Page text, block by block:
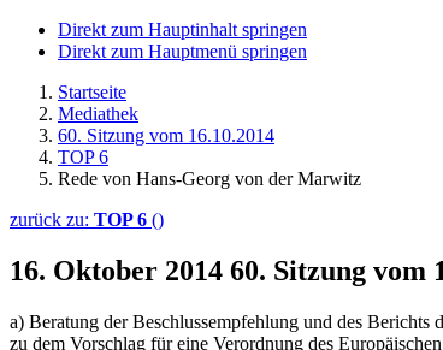
Direkt zum Hauptinhalt springen
Direkt zum Hauptmenü springen
Startseite
Mediathek
60. Sitzung vom 16.10.2014
TOP 6
Rede von Hans-Georg von der Marwitz
zurück zu: TOP 6 ()
16. Oktober 2014 60. Sitzung vom
a) Beratung der Beschlussempfehlung und des
zu dem Vorschlag für eine Verordnung des